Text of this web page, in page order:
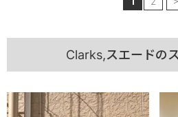
Clarks,スエードの